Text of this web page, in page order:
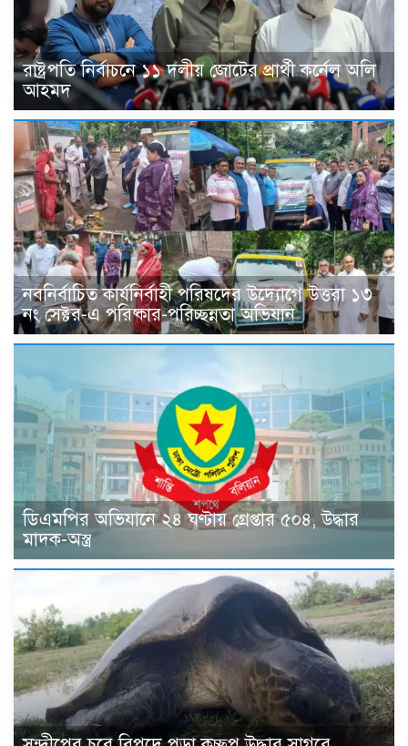
রাষ্ট্রপতি নির্বাচনে ১১ দলীয় জোটের প্রার্থী কর্নেল অলি
আহমদ
নবনির্বাচিত কার্যনির্বাহী পরিষদের উদ্যোগে উত্তরা ১৩
নং সেক্টর-এ পরিষ্কার-পরিচ্ছন্নতা অভিযান
ডিএমপির অভিযানে ২৪ ঘণ্টায় গ্রেপ্তার ৫০৪, উদ্ধার
মাদক-অস্ত্র